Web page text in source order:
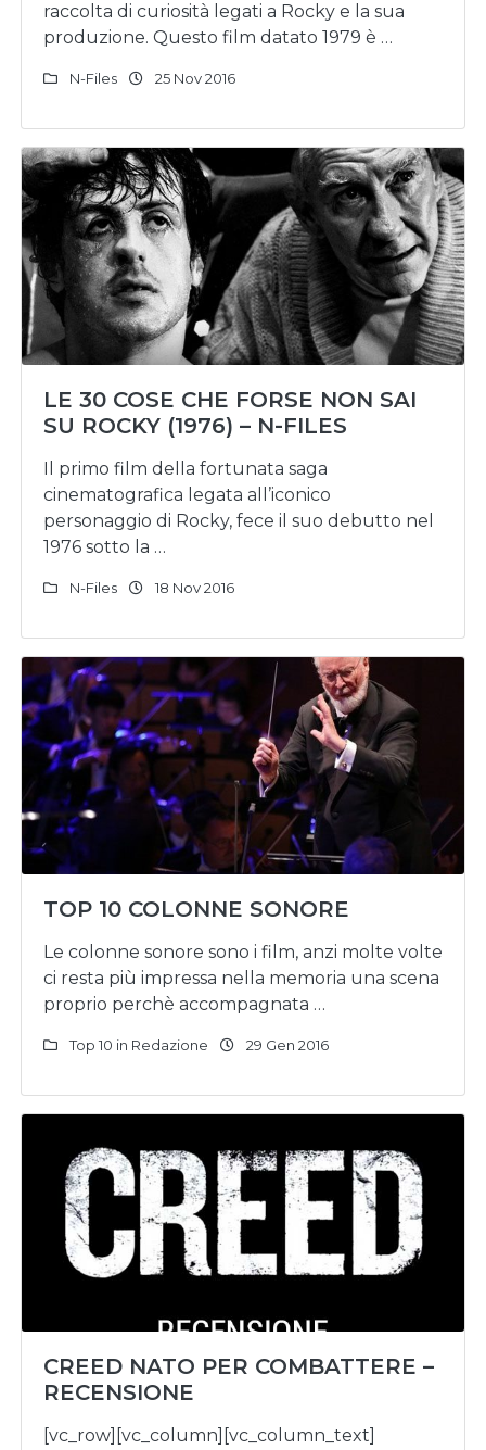
raccolta di curiosità legati a Rocky e la sua
produzione. Questo film datato 1979 è …
N-Files 25 Nov 2016
LE 30 COSE CHE FORSE NON SAI
SU ROCKY (1976) – N-FILES
Il primo film della fortunata saga
cinematografica legata all’iconico
personaggio di Rocky, fece il suo debutto nel
1976 sotto la …
N-Files 18 Nov 2016
TOP 10 COLONNE SONORE
Le colonne sonore sono i film, anzi molte volte
ci resta più impressa nella memoria una scena
proprio perchè accompagnata …
Top 10 in Redazione 29 Gen 2016
CREED NATO PER COMBATTERE –
RECENSIONE
[vc_row][vc_column][vc_column_text]